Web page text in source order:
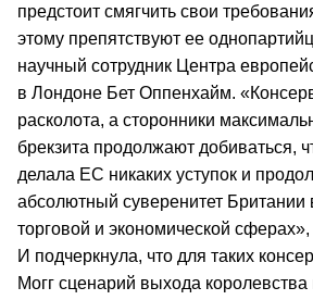
предстоит смягчить свои
этому препятствуют ее
научный сотрудник Центра
в Лондоне Бет Оппенхайм.
расколота, а сторонники
брекзита продолжают добиваться,
делала ЕС никаких уступок и
абсолютный суверенитет Британии
торговой и экономической сферах»,
И подчеркнула, что для таких
Могг сценарий выхода